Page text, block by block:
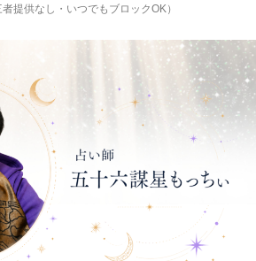
者提供なし・いつでもブロックOK）